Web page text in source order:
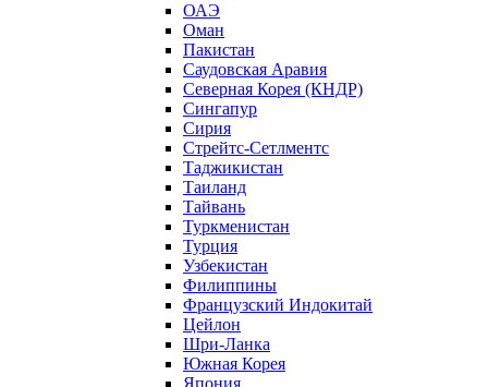
ОАЭ
Оман
Пакистан
Саудовская Аравия
Северная Корея (КНДР)
Сингапур
Сирия
Стрейтс-Сетлментс
Таджикистан
Таиланд
Тайвань
Туркменистан
Турция
Узбекистан
Филиппины
Французский Индокитай
Цейлон
Шри-Ланка
Южная Корея
Япония